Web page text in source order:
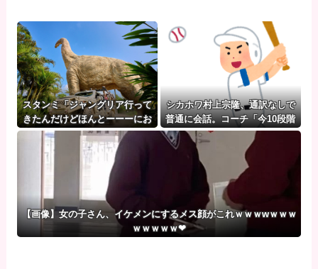
スタンミ「ジャングリア行って
きたんだけどほんとーーーにお
もんない！！！！」
シカホワ村上宗隆、通訳なしで
普通に会話。コーチ「今10段階
で6ぐらい。来た時は0だった
（笑）」
【画像】女の子さん、イケメンにするメス顔がこれｗｗｗwｗｗｗ
ｗｗｗｗｗ❤